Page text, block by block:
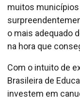
muitos
o mais adequado
na hora que
Com o intuito de
Brasileira de
investem em